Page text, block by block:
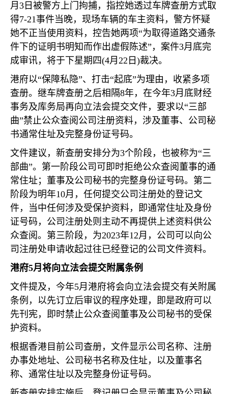
月 3 日被警方上门拘捕，指控她透过车牌查册方式取
得7-21事件当晚，现场车辆的车主资料，警方怀疑
她不正当使用资料，控告她两项“为取得道路交通条
件下的证明书明知而作出虚假陈述”，案件3月底完
成审讯，将于下星期四(4月 22 日 )裁决。
港府以“保障私隐”、打击“起底”为理由，收紧多项
查册。继车牌查册之后相隔8年，在今年3月底财经
事务及库务局再向立法会提交文件，要求以“三部
曲”禁止公众查阅公司注册资料，涉及董事、公司秘
书通常住址及完整身份证号码。
文件建议，新查册安排分为3个阶段，也被称为“三
部曲”。第一阶段公司可即时拒绝公众查阅董事的通
常住址；董事及公司秘书的完整身份证号码。第二
阶段为明年10月，任何提交公司注册处的登记文
件，当中任何涉及受保护资料，即通常住址及身份
证号码，公司注册处则主动不再提供上述资料供公
众查阅。第三阶段，为2023年12月，公司可以向公
司注册处申请收起过往已经登记的公司文件资料。
港府5月将向立法会提交附属条例
文件提及，今年5月港府将会向立法会提交有关附属
条例，以先订立后审议的程序处理，即是政府可以
先刊宪，即时禁止公众查阅董事及公司秘书的受保
护资料。
根据香港目前公司查册，文件显示公司名称、注册
办事处地址、公司秘书名称及住址，以及董事名
称、通常住址以及完整身份证号码。